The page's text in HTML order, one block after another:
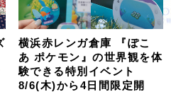
横浜赤レンガ倉庫 『ぽこ
あ ポケモン』の世界観を体
験できる特別イベント
8/6(木)から4日間限定開